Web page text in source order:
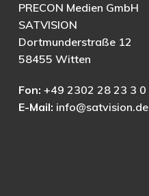
PRECON Medien GmbH
SATVISION
Dortmunderstraße 12
58455 Witten
Fon: +49 2302 28 23 3 0
E-Mail: info@satvision.de